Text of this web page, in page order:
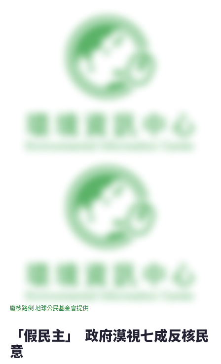
廢核路倒 地球公民基金會提供
「假民主」  政府漠視七成反核民
意